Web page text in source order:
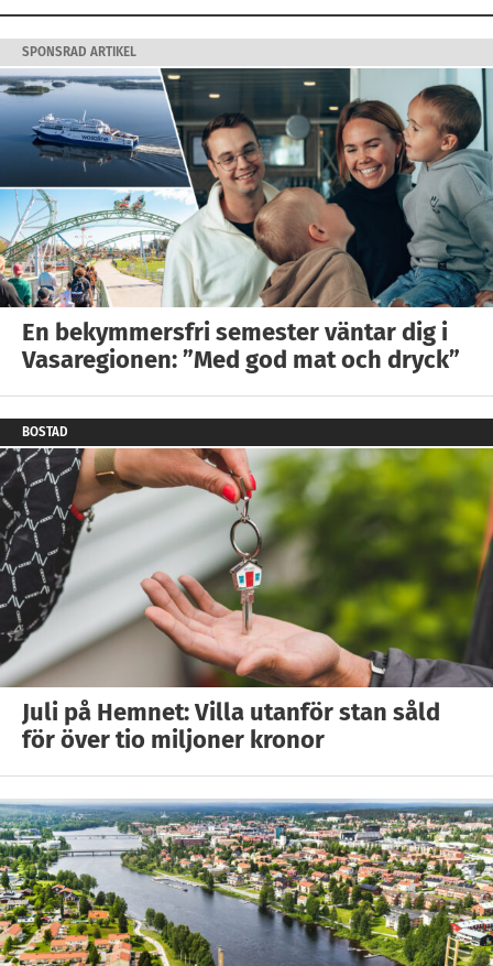
SPONSRAD ARTIKEL
En bekymmersfri semester väntar dig i
Vasaregionen: ”Med god mat och dryck”
BOSTAD
Juli på Hemnet: Villa utanför stan såld
för över tio miljoner kronor